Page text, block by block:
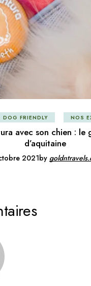
DOG FRIENDLY NOS
avec son chien : le
d’aquitaine
2021by